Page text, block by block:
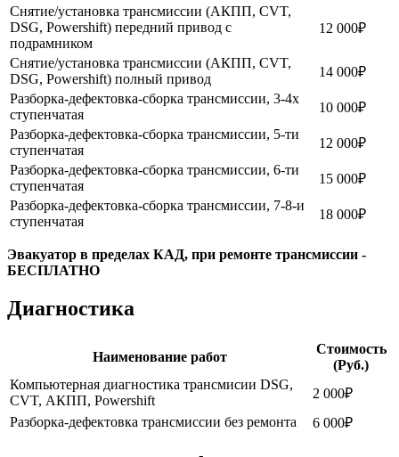
Снятие/установка трансмиссии (АКПП, CVT,
DSG, Powershift) передний привод с
подрамником
12 000₽
Снятие/установка трансмиссии (АКПП, CVT,
DSG, Powershift) полный привод
14 000₽
Разборка-дефектовка-сборка трансмиссии, 3-4х
ступенчатая
10 000₽
Разборка-дефектовка-сборка трансмиссии, 5-ти
ступенчатая
12 000₽
Разборка-дефектовка-сборка трансмиссии, 6-ти
ступенчатая
15 000₽
Разборка-дефектовка-сборка трансмиссии, 7-8-и
ступенчатая
18 000₽
Эвакуатор в пределах КАД, при ремонте трансмиссии -
БЕСПЛАТНО
Диагностика
Наименование работ
Стоимость
(Руб.)
Компьютерная диагностика трансмисии DSG,
CVT, АКПП, Powershift
2 000₽
Разборка-дефектовка трансмиссии без ремонта
6 000₽